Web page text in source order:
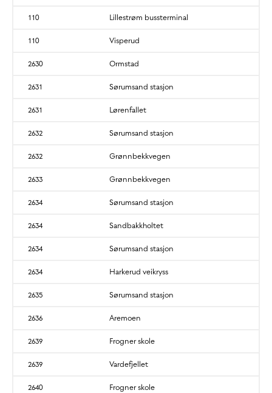
110 Lillestrøm bussterminal
110 Visperud
2630 Ormstad
2631 Sørumsand stasjon
2631 Lørenfallet
2632 Sørumsand stasjon
2632 Grønnbekkvegen
2633 Grønnbekkvegen
2634 Sørumsand stasjon
2634 Sandbakkholtet
2634 Sørumsand stasjon
2634 Harkerud veikryss
2635 Sørumsand stasjon
2636 Aremoen
2639 Frogner skole
2639 Vardefjellet
2640 Frogner skole